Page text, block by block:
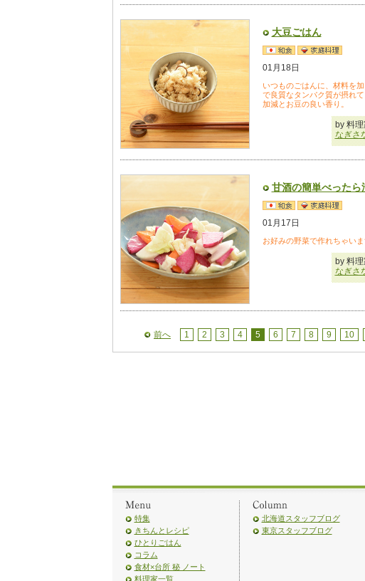
大豆ごはん
01月18日
いつものごはんに、材料を
で良質なタンパク質が摂れ
加減とお豆の良い香り。
by 料理
なぎさ
甘酒の簡単べったら
01月17日
お好みの野菜で作れちゃいま
by 料理
なぎさ
前へ 1 2 3 4 5 6 7 8 9 10
特集
きちんとレシピ
ひとりごはん
コラム
食材×台所 秘 ノート
料理家一覧
北海道スタッフブログ
東京スタッフブログ